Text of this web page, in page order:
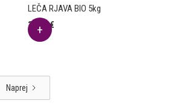
LEČA RJAVA BIO 5kg
37.48€
Naprej